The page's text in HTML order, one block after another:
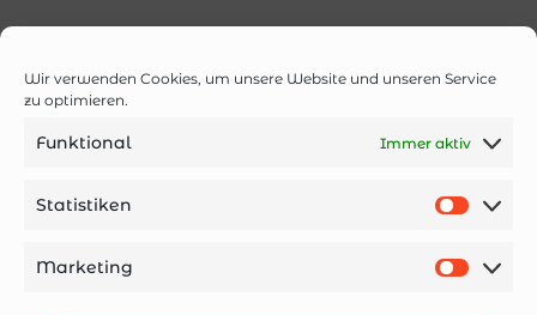
Wir verwenden Cookies, um unsere Website und unseren Service
zu optimieren.
Funktional Immer aktiv
Statistiken
Marketing